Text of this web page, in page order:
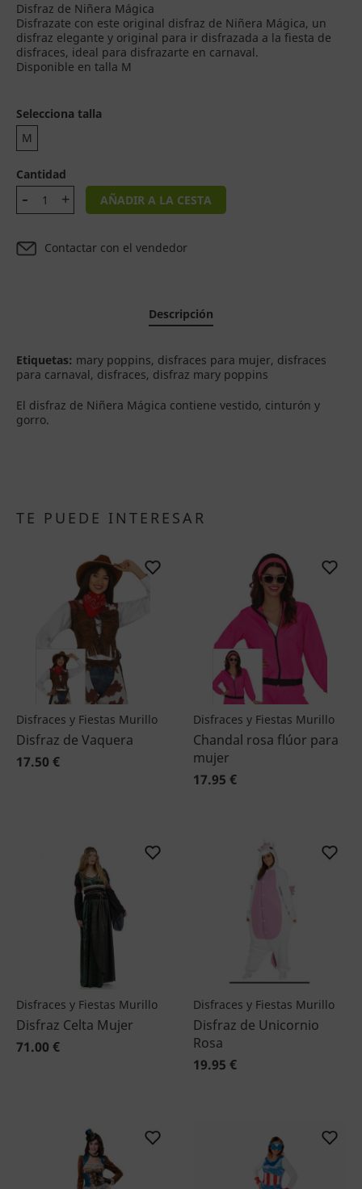
Disfraz de Niñera Mágica
Disfrazate con este original disfraz de Niñera Mágica, un
disfraz elegante y original para ir disfrazada a la fiesta de
disfraces, ideal para disfrazarte en carnaval.
Disponible en talla M
Selecciona talla
M
Cantidad
AÑADIR A LA CESTA
Contactar con el vendedor
Descripción
Etiquetas: mary poppins, disfraces para mujer, disfraces
para carnaval, disfraces, disfraz mary poppins
El disfraz de Niñera Mágica contiene vestido, cinturón y
gorro.
TE PUEDE INTERESAR
Disfraces y Fiestas Murillo
Disfraz de Vaquera
17.50 €
Disfraces y Fiestas Murillo
Chandal rosa flúor para
mujer
17.95 €
Disfraces y Fiestas Murillo
Disfraz Celta Mujer
71.00 €
Disfraces y Fiestas Murillo
Disfraz de Unicornio
Rosa
19.95 €